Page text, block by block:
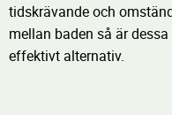
tidskrävande och
mellan baden så är
effektivt alternativ.